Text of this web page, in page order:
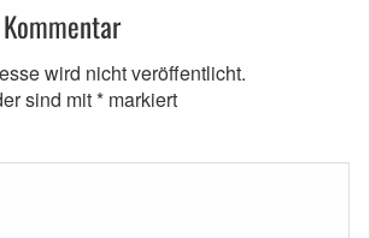
wird nicht veröffentlicht.
sind mit* markiert